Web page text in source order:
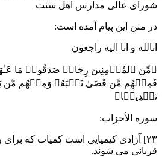
در متن این پیام آمده است:
انالله و انا الیه راجعون
﴿مِّنَ ٱلمُؤۡمِنِینَ رِجَالࣱ صَدَقُوا۟ مَا
فَمِنۡهُم مَّن قَضَىٰ نَحۡبَهُۥ وَمِنۡهُم مَّن
تَبۡدِیلࣰا﴾
سوره اﻷحزاب:
۲۳] آزادی کیمیایی است کمیاب که
قربانی می شوند.